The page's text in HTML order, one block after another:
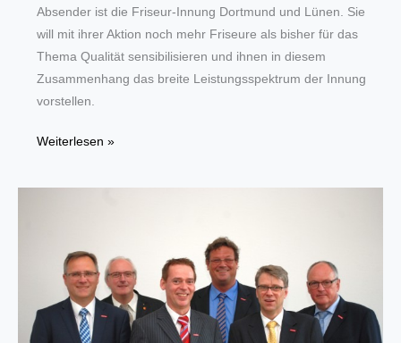
Absender ist die Friseur-Innung Dortmund und Lünen. Sie
will mit ihrer Aktion noch mehr Friseure als bisher für das
Thema Qualität sensibilisieren und ihnen in diesem
Zusammenhang das breite Leistungsspektrum der Innung
vorstellen.
Kreativer
für
Branche
Weiterlesen »